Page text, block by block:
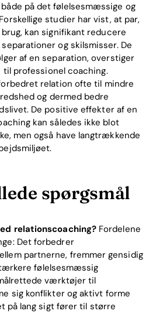
på det følelsesmæssige og
studier har vist, at par,
kan signifikant reducere
og skilsmisser. De
af en separation, overstiger
professionel coaching.
relation ofte til mindre
og dermed bedre
De positive effekter af en
kan således ikke blot
men også have langtrækkende
spørgsmål
relationscoaching? Fordelene
Det forbedrer
partnerne, fremmer gensidig
følelsesmæssig
værktøjer til
sig konflikter og aktivt forme
på lang sigt fører til større